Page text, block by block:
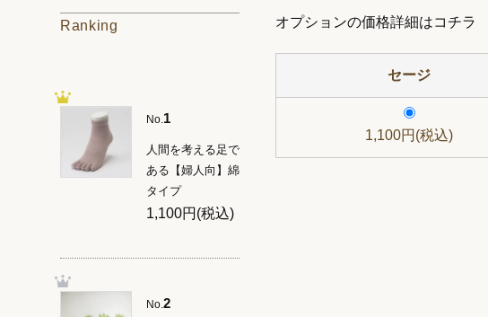
オプションの価格詳細はコチラ
セージ
1,100円(税込)
Ranking
No.1
人間を考える足で
ある【婦人向】綿
タイプ
1,100円(税込)
No.2